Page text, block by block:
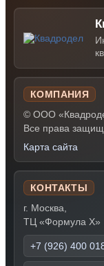
КОМПАНИЯ
© ООО
Все права
Карта сайта
КОНТАКТЫ
г. Москва,
ТЦ «Формула Х»
+7 (926) 400